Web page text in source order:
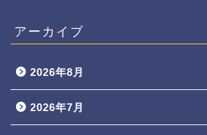
アーカイブ
2026年8月
2026年7月